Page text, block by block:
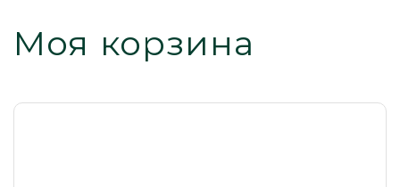
Моя корзина